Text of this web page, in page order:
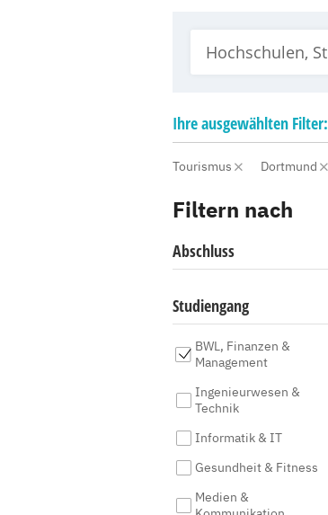
Ihreausgewählten Filter:
Tourismus Dortmund
Filtern nach
Abschluss
Studiengang
BWL, Finanzen &
Management
Ingenieurwesen &
Technik
Informatik & IT
Gesundheit & Fitness
Medien &